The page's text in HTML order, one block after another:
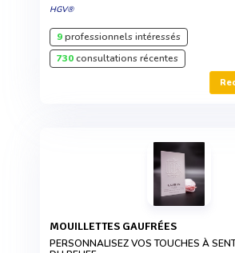
HGV®
9professionnels intéressés
730consultations récentes
MOUILLETTES GAUFRÉES
PERSONNALISEZ VOS TOUCHES À